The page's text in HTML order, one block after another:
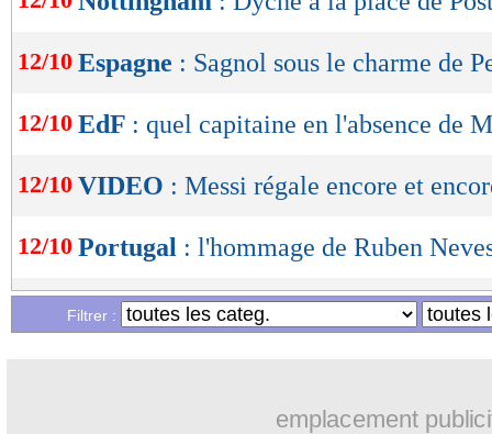
12/10 Espagne : Sagnol sous le charme de
12/10 EdF : quel capitaine en l'absence de
12/10 VIDEO : Messi régale encore et
12/10 Portugal : l'hommage de Ruben
Liste des brèves du sam. 11 octobre
Filtrer :
emplacement